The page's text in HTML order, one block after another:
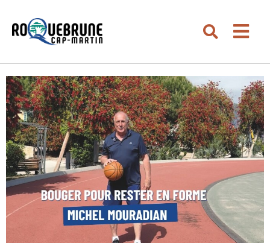
Aller à la recherche
Rechercher